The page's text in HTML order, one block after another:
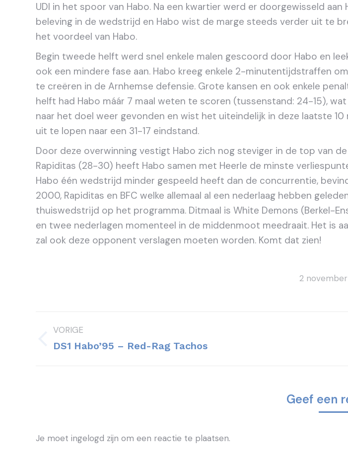
UDI in het spoor van Habo. Na een kwartier werd er doorgewisseld
beleving in de wedstrijd en Habo wist de marge steeds verder uit te
het voordeel van Habo.
Begin tweede helft werd snel enkele malen gescoord door Habo en
ook een mindere fase aan. Habo kreeg enkele 2-minutentijdstraffen
te creëren in de Arnhemse defensie. Grote kansen en ook enkele
helft had Habo máár 7 maal weten te scoren (tussenstand: 24-15),
naar het doel weer gevonden en wist het uiteindelijk in deze laatste
uit te lopen naar een 31-17 eindstand.
Door deze overwinning vestigt Habo zich nog steviger in de top van
Rapiditas (28-30) heeft Habo samen met Heerle de minste
Habo één wedstrijd minder gespeeld heeft dan de concurrentie,
2000, Rapiditas en BFC welke allemaal al een nederlaag hebben
thuiswedstrijd op het programma. Ditmaal is White Demons (Berkel-
en twee nederlagen momenteel in de middenmoot meedraait. Het is
zal ook deze opponent verslagen moeten worden. Komt dat zien!
2
Bericht
navigatie
VORIGE
Vorig
DS1 Habo’95 – Red-Rag Tachos
Geef een
Je moet ingelogd zijn om een reactie te plaatsen.